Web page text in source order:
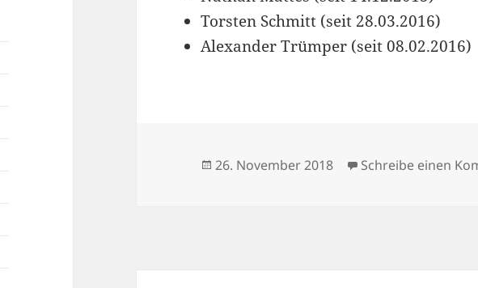
Torsten Schmitt (seit 28.03.2016)
Alexander Trümper (seit 08.02.2016)
Veröffentlicht
26. November 2018 Schreibe einen